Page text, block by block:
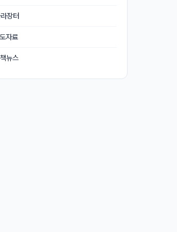
장터
자료
뉴스